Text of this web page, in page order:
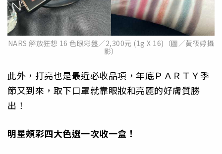
NARS 解放狂想 16 色眼彩盤／2,300元 (1g X 16)（圖／黃筱婷攝
影）
此外，打亮也是最近必收品項，年底ＰＡＲＴＹ季
節又到來， 取下口罩就靠眼妝和亮麗的好膚質勝
出！
明星頰彩四大色選一次收一盒！